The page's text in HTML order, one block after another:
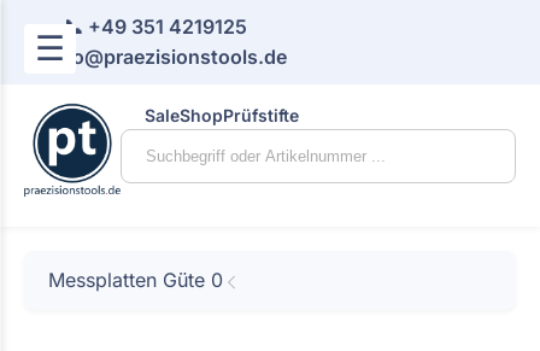
☰
📞 +49 351 4219125
📧 info@praezisionstools.de
SaleShopPrüfstifte
Messplatten Güte 0